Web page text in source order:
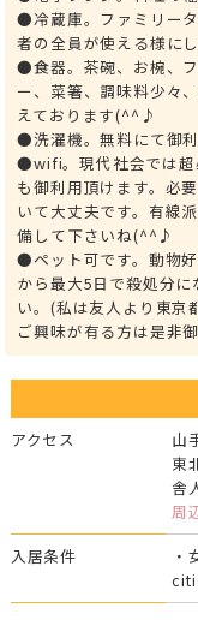
●冷蔵庫。ファミリー
者の全員が使える様に
●食器。茶碗、お椀、
ー、菜箸、調味料少々
えております(^^♪
●洗濯機。無料にて御
●wifi。現代社会では超
も御利用頂けます。必
いて大丈夫です。有線
備して下さいね(^^♪
●ペット可です。動物
から最大5日で殺処分
い。(私は友人より東京
ご興味が有る方は是非
アクセス
山
東
舎
周
入居条件
・